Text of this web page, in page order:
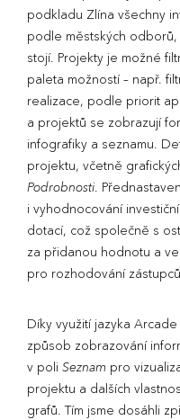
podkladu Zlína všechny
podle městských
stojí. Projekty je možné
paleta možností – např.
realizace, podle priorit
a projektů se zobrazují
infografiky a seznamu.
projektu, včetně
Podrobnosti.
i vyhodnocování
dotací, což společně s
za přidanou hodnotu a
pro rozhodování
Díky využití jazyka
způsob zobrazování
v poli Seznam pro
projektu a dalších
grafů. Tím jsme dosáhli